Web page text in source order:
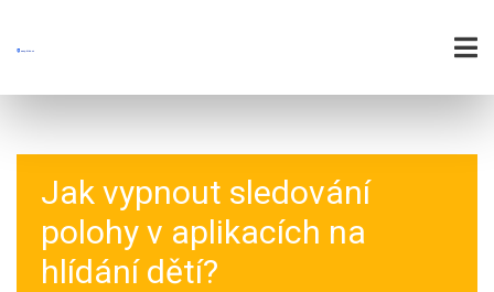
Jak vypnout sledování
polohy v aplikacích na
hlídání dětí?